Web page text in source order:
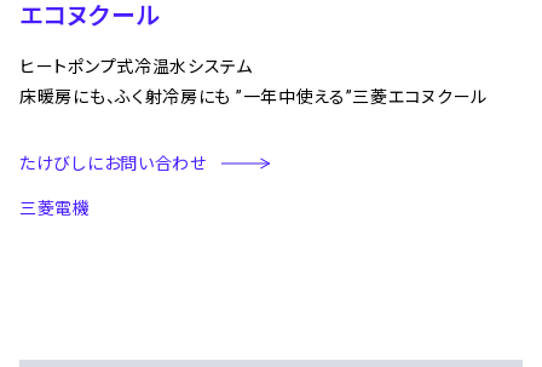
エコヌクール
ヒートポンプ式冷温水システム
床暖房にも、ふく射冷房にも ”一年中使える”三菱エコヌクール
たけびしにお問い合わせ
三菱電機